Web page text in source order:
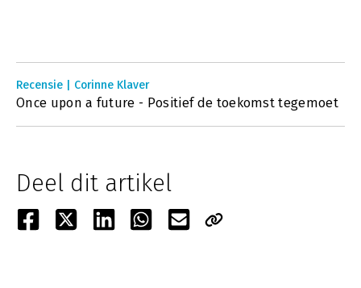
Recensie | Corinne Klaver
Once upon a future - Positief de toekomst tegemoet
Deel dit artikel